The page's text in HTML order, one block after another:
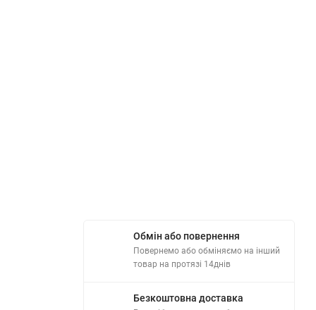
Обмін або повернення
Повернемо або обміняємо на інший
товар на протязі 14днів
Безкоштовна доставка